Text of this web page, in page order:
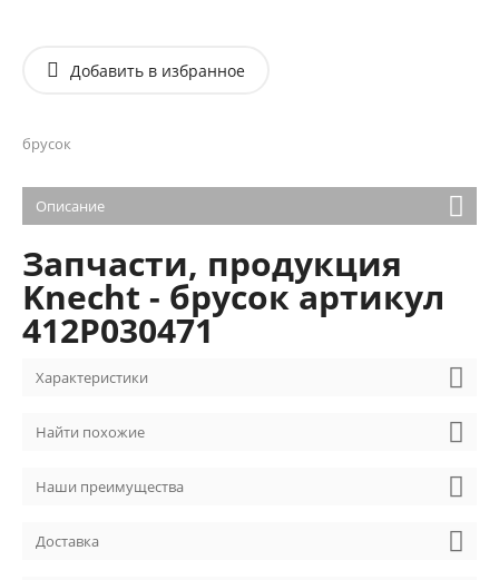
Добавить в избранное
брусок
Описание
Запчасти, продукция
Knecht - брусок артикул
412P030471
Характеристики
Найти похожие
Наши преимущества
Доставка